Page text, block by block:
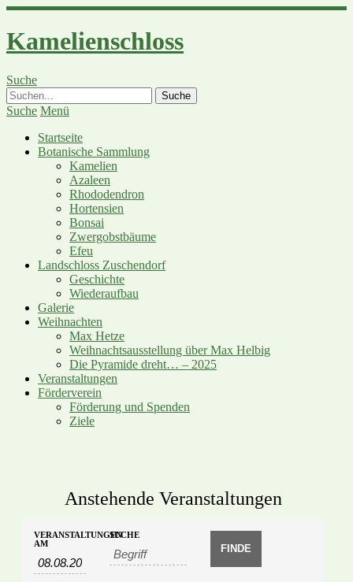
Kamelienschloss
Suche
Suche Menü
Startseite
Botanische Sammlung
Kamelien
Azaleen
Rhododendron
Hortensien
Bonsai
Zwergobstbäume
Efeu
Landschloss Zuschendorf
Geschichte
Wiederaufbau
Galerie
Weihnachten
Max Hetze
Weihnachtsausstellung über Max Helbig
Die Pyramide dreht… – 2025
Veranstaltungen
Förderverein
Förderung und Spenden
Ziele
Anstehende Veranstaltungen
Veranstaltungen
Suche
und
Suche
VERANSTALTUNGEN
AM
SUCHE